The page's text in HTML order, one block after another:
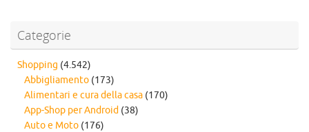
Categorie
Shopping (4.542)
Abbigliamento (173)
Alimentari e cura della casa (170)
App-Shop per Android (38)
Auto e Moto (176)